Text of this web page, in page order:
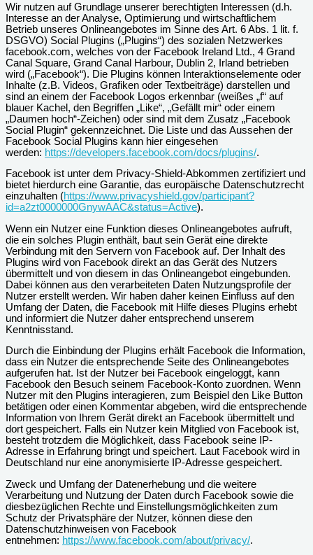
Wir nutzen auf Grundlage unserer berechtigten Interessen (d.h.
Interesse an der Analyse, Optimierung und wirtschaftlichem
Betrieb unseres Onlineangebotes im Sinne des Art. 6 Abs. 1 lit. f.
DSGVO) Social Plugins („Plugins“) des sozialen Netzwerkes
facebook.com, welches von der Facebook Ireland Ltd., 4 Grand
Canal Square, Grand Canal Harbour, Dublin 2, Irland betrieben
wird („Facebook“). Die Plugins können Interaktionselemente oder
Inhalte (z.B. Videos, Grafiken oder Textbeiträge) darstellen und
sind an einem der Facebook Logos erkennbar (weißes „f“ auf
blauer Kachel, den Begriffen „Like“, „Gefällt mir“ oder einem
„Daumen hoch“-Zeichen) oder sind mit dem Zusatz „Facebook
Social Plugin“ gekennzeichnet. Die Liste und das Aussehen der
Facebook Social Plugins kann hier eingesehen
werden: https://developers.facebook.com/docs/plugins/.
Facebook ist unter dem Privacy-Shield-Abkommen zertifiziert und
bietet hierdurch eine Garantie, das europäische Datenschutzrecht
einzuhalten (https://www.privacyshield.gov/participant?
id=a2zt0000000GnywAAC&status=Active).
Wenn ein Nutzer eine Funktion dieses Onlineangebotes aufruft,
die ein solches Plugin enthält, baut sein Gerät eine direkte
Verbindung mit den Servern von Facebook auf. Der Inhalt des
Plugins wird von Facebook direkt an das Gerät des Nutzers
übermittelt und von diesem in das Onlineangebot eingebunden.
Dabei können aus den verarbeiteten Daten Nutzungsprofile der
Nutzer erstellt werden. Wir haben daher keinen Einfluss auf den
Umfang der Daten, die Facebook mit Hilfe dieses Plugins erhebt
und informiert die Nutzer daher entsprechend unserem
Kenntnisstand.
Durch die Einbindung der Plugins erhält Facebook die Information,
dass ein Nutzer die entsprechende Seite des Onlineangebotes
aufgerufen hat. Ist der Nutzer bei Facebook eingeloggt, kann
Facebook den Besuch seinem Facebook-Konto zuordnen. Wenn
Nutzer mit den Plugins interagieren, zum Beispiel den Like Button
betätigen oder einen Kommentar abgeben, wird die entsprechende
Information von Ihrem Gerät direkt an Facebook übermittelt und
dort gespeichert. Falls ein Nutzer kein Mitglied von Facebook ist,
besteht trotzdem die Möglichkeit, dass Facebook seine IP-
Adresse in Erfahrung bringt und speichert. Laut Facebook wird in
Deutschland nur eine anonymisierte IP-Adresse gespeichert.
Zweck und Umfang der Datenerhebung und die weitere
Verarbeitung und Nutzung der Daten durch Facebook sowie die
diesbezüglichen Rechte und Einstellungsmöglichkeiten zum
Schutz der Privatsphäre der Nutzer, können diese den
Datenschutzhinweisen von Facebook
entnehmen: https://www.facebook.com/about/privacy/.